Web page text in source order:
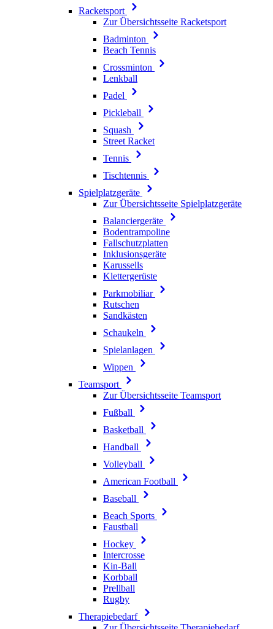
Racketsport
Zur Übersichtsseite Racketsport
Badminton
Beach Tennis
Crossminton
Lenkball
Padel
Pickleball
Squash
Street Racket
Tennis
Tischtennis
Spielplatzgeräte
Zur Übersichtsseite Spielplatzgeräte
Balanciergeräte
Bodentrampoline
Fallschutzplatten
Inklusionsgeräte
Karussells
Klettergerüste
Parkmobiliar
Rutschen
Sandkästen
Schaukeln
Spielanlagen
Wippen
Teamsport
Zur Übersichtsseite Teamsport
Fußball
Basketball
Handball
Volleyball
American Football
Baseball
Beach Sports
Faustball
Hockey
Intercrosse
Kin-Ball
Korbball
Prellball
Rugby
Therapiebedarf